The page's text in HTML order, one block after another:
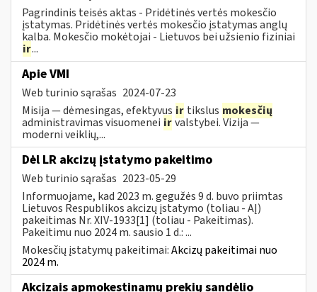
Pagrindinis teisės aktas - Pridėtinės vertės mokesčio
įstatymas. Pridėtinės vertės mokesčio įstatymas anglų
kalba. Mokesčio mokėtojai - Lietuvos bei užsienio fiziniai
ir...
Apie VMI
Web turinio sąrašas 2024-07-23
Misija — dėmesingas, efektyvus ir tikslus mokesčių
administravimas visuomenei irvalstybei. Vizija —
moderni veiklių,...
Dėl LR akcizų įstatymo pakeitimo
Web turinio sąrašas 2023-05-29
Informuojame, kad 2023 m. gegužės 9 d. buvo priimtas
Lietuvos Respublikos akcizų įstatymo (toliau - AĮ)
pakeitimas Nr. XIV-1933[1] (toliau - Pakeitimas).
Pakeitimu nuo 2024 m. sausio 1 d.: ...
Mokesčių įstatymų pakeitimai:Akcizų pakeitimai nuo
2024 m.
Akcizais apmokestinamų prekių sandėlio